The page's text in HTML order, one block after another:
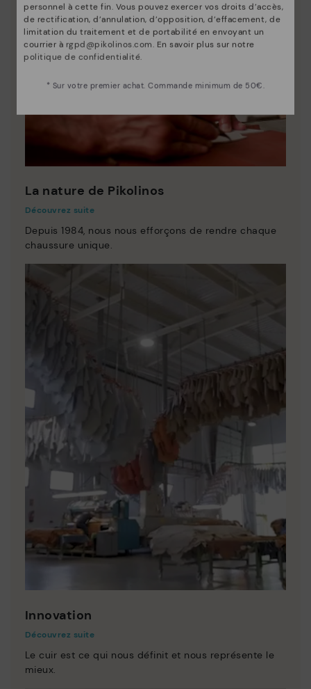
La nature de Pikolinos
Découvrez suite
Depuis 1984, nous nous efforçons de rendre chaque
chaussure unique.
Innovation
Découvrez suite
Le cuir est ce qui nous définit et nous représente le
mieux.
personnel à cette fin. Vous pouvez exercer vos droits d’accès,
de rectification, d’annulation, d’opposition, d’effacement, de
limitation du traitement et de portabilité en envoyant un
courrier à rgpd@pikolinos.com. En savoir plus sur notre
politique de confidentialité.
* Sur votre premier achat. Commande minimum de 50€.